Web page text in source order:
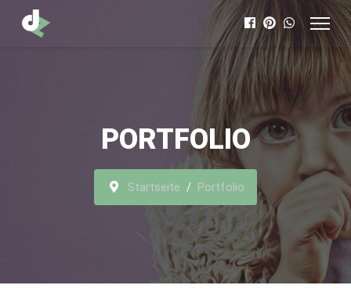
PORTFOLIO
Startseite Portfolio